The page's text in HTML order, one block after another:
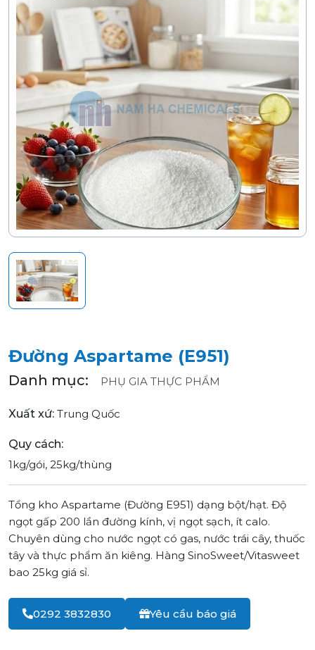
Đường Aspartame (E951)
Danh mục: PHỤ GIA THỰC PHẨM
Xuất xứ: Trung Quốc
Quy cách:
1kg/gói, 25kg/thùng
Tổng kho Aspartame (Đường E951) dạng bột/hạt. Độ
ngọt gấp 200 lần đường kính, vị ngọt sạch, ít calo.
Chuyên dùng cho nước ngọt có gas, nước trái cây, thuốc
tây và thực phẩm ăn kiêng. Hàng SinoSweet/Vitasweet
bao 25kg giá sỉ.
0292 3832830 Yêu cầu báo giá